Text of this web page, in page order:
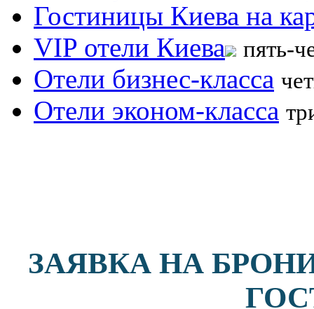
Гостиницы Киева на
VIP отели Киева
пять-
Отели бизнес-класса
Отели эконом-класса
ЗАЯВКА НА